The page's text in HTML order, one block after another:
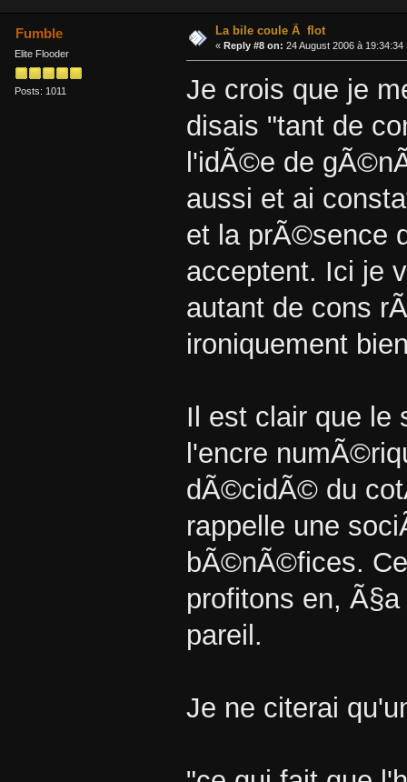
Fumble
Elite Flooder
Posts: 1011
La bile coule Ã flot
«Reply #8 on: 24 August 2006 à 19:34:34
Je crois que je
disais "tant de
l'idÃ©e de
aussi et ai
et la prÃ©sence
acceptent. Ici je
autant de cons
ironiquement
Il est clair que le
l'encre
dÃ©cidÃ© du
rappelle une
bÃ©nÃ©fices.
profitons en,
pareil.
Je ne citerai